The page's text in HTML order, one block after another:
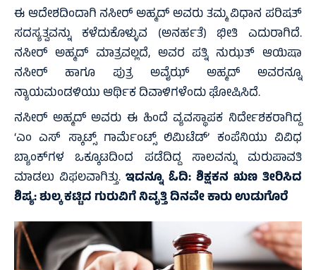
ಈ ಆದೇಶದಿಂದಾಗಿ ನಸೀರ್ ಅಹ್ಮದ್ ಅವರು ತಮ್ಮ ವಿಧಾನ ಪರಿಷತ್
ಸದಸ್ಯತ್ವವನ್ನು ಕಳೆದುಕೊಳ್ಳುವ (ಅನರ್ಹತೆ) ಭೀತಿ ಎದುರಾಗಿದೆ.
ನಸೀರ್ ಅಹ್ಮದ್ ಮಾತ್ರವಲ್ಲದೆ, ಅವರ ಪತ್ನಿ ನುಝತ್ ಆಯಿಷಾ
ನಸೀರ್ ಹಾಗೂ ಪುತ್ರ ಅವೈಝ್ ಅಹ್ಮದ್ ಅವರನ್ನೂ
ನ್ಯಾಯಮಂಡಳಿಯು ಆರ್ಥಿಕ ದಿವಾಳಿಗಳೆಂದು ಘೋಷಿಸಿದೆ.
ನಸೀರ್ ಅಹ್ಮದ್ ಅವರು ಈ ಹಿಂದೆ ವ್ಯವಸ್ಥಾಪಕ ನಿರ್ದೇಶಕರಾಗಿದ್ದ
‘ಎಂ ಎಸ್ ಸ್ಕಾಟ್ಸ್ ಗಾರ್ಮೆಂಟ್ಸ್ ಲಿಮಿಟೆಡ್’ ಕಂಪೆನಿಯು ವಿವಿಧ
ಬ್ಯಾಂಕ್‌ಗಳ ಒಕ್ಕೂಟದಿಂದ ಪಡೆದಿದ್ದ ಸಾಲವನ್ನು ಮರುಪಾವತಿ
ಮಾಡಲು ವಿಫಲವಾಗಿತ್ತು. ಇದನ್ನೂ ಓದಿ: ಶಿಕ್ಷಕನ ಋಣ ತೀರಿಸಿದ
ಶಿಷ್ಯ: ಶುಲ್ಕ ಕಟ್ಟಿದ ಗುರುವಿಗೆ ನಿವೃತ್ತಿ ದಿನವೇ ಕಾರು ಉಡುಗೊರೆ